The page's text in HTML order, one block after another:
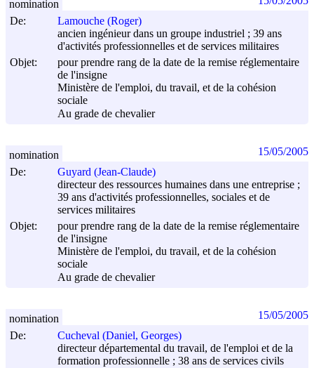
De:
Lamouche (Roger)
ancien ingénieur dans un groupe industriel ; 39 ans
d'activités professionnelles et de services militaires
Objet:
pour prendre rang de la date de la remise réglementaire
de l'insigne
Ministère de l'emploi, du travail, et de la cohésion
sociale
Au grade de chevalier
nomination
De:
Guyard (Jean-Claude)
directeur des ressources humaines dans une entreprise ;
39 ans d'activités professionnelles, sociales et de
services militaires
Objet:
pour prendre rang de la date de la remise réglementaire
de l'insigne
Ministère de l'emploi, du travail, et de la cohésion
sociale
Au grade de chevalier
nomination 15/05/2005
De:
Cucheval (Daniel, Georges)
directeur départemental du travail, de l'emploi et de la
formation professionnelle ; 38 ans de services civils
nomination 15/05/2005